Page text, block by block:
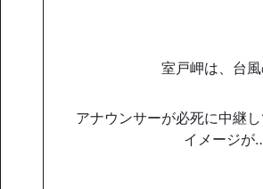
室戸岬は、台
アナウンサーが必死に中継
イメージが